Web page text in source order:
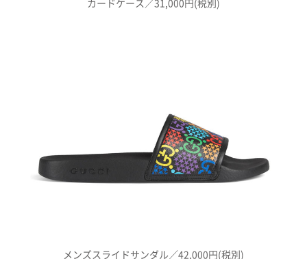
カードケース／31,000円(税別)
メンズスライドサンダル／42,000円(税別)